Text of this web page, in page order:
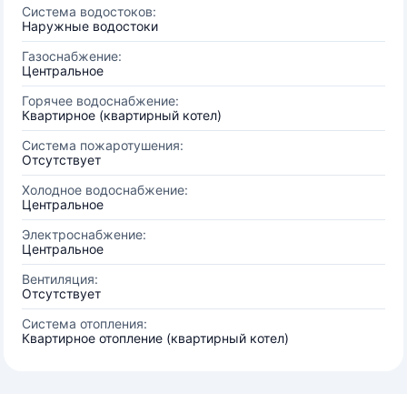
Система водостоков:
Наружные водостоки
Газоснабжение:
Центральное
Горячее водоснабжение:
Квартирное (квартирный котел)
Система пожаротушения:
Отсутствует
Холодное водоснабжение:
Центральное
Электроснабжение:
Центральное
Вентиляция:
Отсутствует
Система отопления:
Квартирное отопление (квартирный котел)